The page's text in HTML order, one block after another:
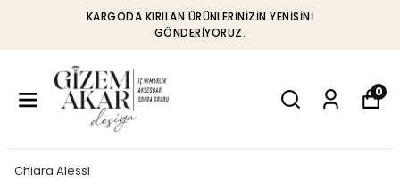
KARGODA KIRILAN ÜRÜNLERINIZIN YENISINI
GÖNDERIYORUZ.
0
Chiara Alessi